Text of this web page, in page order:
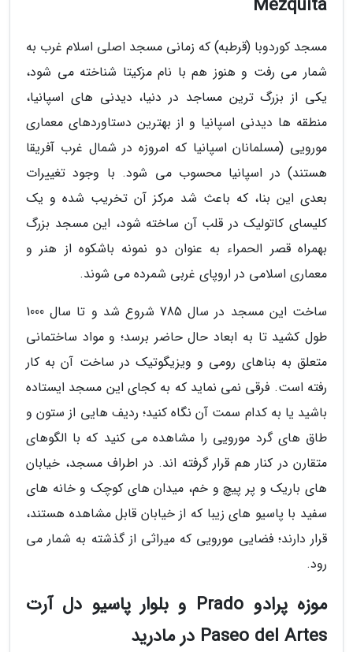
Mezquita
مسجد کوردوبا (قرطبه) که زمانی مسجد اصلی اسلام غرب به
شمار می رفت و هنوز هم با نام مزکیتا شناخته می شود،
یکی از بزرگ ترین مساجد در دنیا، دیدنی های اسپانیا،
منطقه ها دیدنی اسپانیا و از بهترین دستاوردهای معماری
مورویی (مسلمانان اسپانیا که امروزه در شمال غرب آفریقا
هستند) در اسپانیا محسوب می شود. با وجود تغییرات
بعدی این بنا، که باعث شد مرکز آن تخریب شده و یک
کلیسای کاتولیک در قلب آن ساخته شود، این مسجد بزرگ
بهمراه قصر الحمراء به عنوان دو نمونه باشکوه از هنر و
معماری اسلامی در اروپای غربی شمرده می شوند.
ساخت این مسجد در سال 785 شروع شد و تا سال 1000
طول کشید تا به ابعاد حال حاضر برسد؛ و مواد ساختمانی
متعلق به بناهای رومی و ویزیگوتیک در ساخت آن به کار
رفته است. فرقی نمی نماید که به کجای این مسجد ایستاده
باشید یا به کدام سمت آن نگاه کنید؛ ردیف هایی از ستون و
طاق های گرد مورویی را مشاهده می کنید که با الگوهای
متقارن در کنار هم قرار گرفته اند. در اطراف مسجد، خیابان
های باریک و پر پیچ و خم، میدان های کوچک و خانه های
سفید با پاسیو های زیبا که از خیابان قابل مشاهده هستند،
قرار دارند؛ فضایی مورویی که میراثی از گذشته به شمار می
رود.
موزه پرادو Prado و بلوار پاسیو دل آرت
Paseo del Artes در مادرید